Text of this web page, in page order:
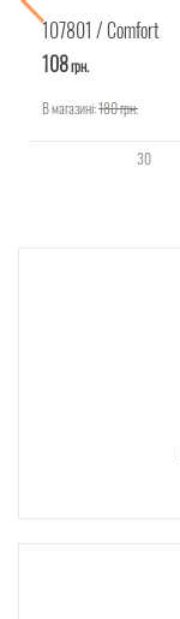
107801 Comfort
108грн.
В магазині:180грн.
30